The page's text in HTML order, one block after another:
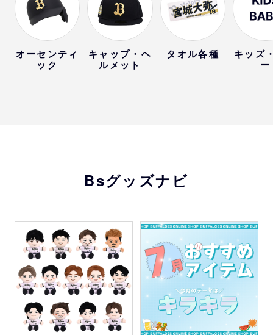
オーセンティ
ック
キャップ・ヘ
ルメット
タオル各種
キッズ
ー
Bsグッズナビ